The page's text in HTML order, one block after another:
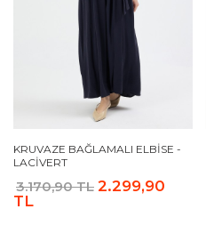
KRUVAZE BAĞLAMALI ELBISE -
LACIVERT
3.170,90 TL 2.299,90
TL